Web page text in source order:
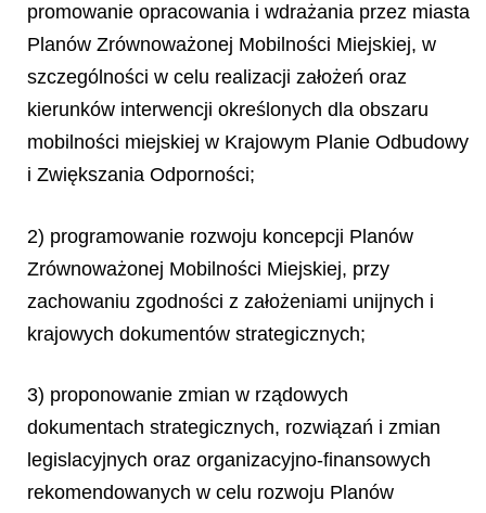
promowanie opracowania i wdrażania przez miasta
Planów Zrównoważonej Mobilności Miejskiej, w
szczególności w celu realizacji założeń oraz
kierunków interwencji określonych dla obszaru
mobilności miejskiej w Krajowym Planie Odbudowy
i Zwiększania Odporności;
2) programowanie rozwoju koncepcji Planów
Zrównoważonej Mobilności Miejskiej, przy
zachowaniu zgodności z założeniami unijnych i
krajowych dokumentów strategicznych;
3) proponowanie zmian w rządowych
dokumentach strategicznych, rozwiązań i zmian
legislacyjnych oraz organizacyjno-finansowych
rekomendowanych w celu rozwoju Planów